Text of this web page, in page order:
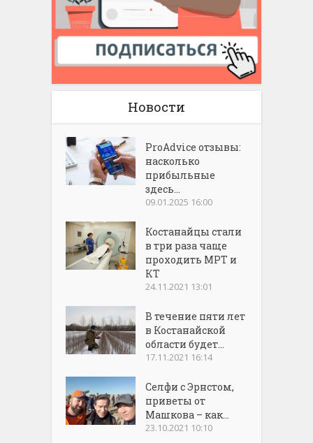
Новости
ProAdvice отзывы:
насколько
прибыльные
здесь...
09.01.2025 16:00
Костанайцы стали
в три раза чаще
проходить МРТ и
КТ
24.11.2021 13:01
В течение пяти лет
в Костанайской
области будет...
17.11.2021 16:14
Селфи с Эрнстом,
приветы от
Машкова – как...
23.10.2021 10:10